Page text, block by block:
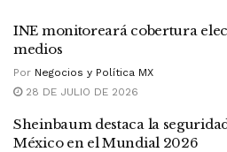
INE monitoreará cobertura
medios
Por Negocios y Política MX
28 DE JULIO DE 2026
Sheinbaum destaca la
México en el Mundial 2026